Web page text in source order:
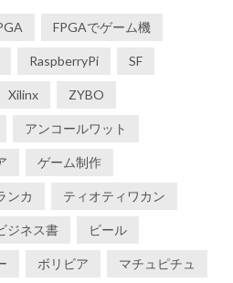
FPGAでゲーム機
RaspberryPi SF
Xilinx ZYBO
アンコールワット
ゲーム制作
ンカ ティオティワカン
ジネス書 ビール
ボリビア マチュピチュ